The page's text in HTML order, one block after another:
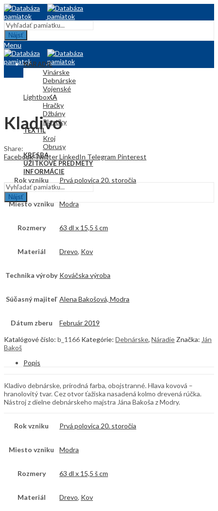
Nájsť
Menu
NÁRADIE
Vinárske
Debnárske
Vojenské
KERAMIKA
Hračky
Džbány
Plastiky
TEXTIL
Kroj
Obrusy
KRESBA
ÚŽITKOVÉ PREDMETY
INFORMÁCIE
Nájsť
Lightbox
Kladivo
Share:
FacebookTwitterLinkedIn Telegram Pinterest
Rok vzniku Prvá polovica 20. storočia
Miesto vzniku Modra
Rozmery 63 dl x 15,5 š cm
Materiál Drevo, Kov
Technika výroby Kováčska výroba
Súčasný majiteľ Alena Bakošová, Modra
Dátum zberu
Február 2019
Katalógové číslo: b_1166 Kategórie: Debnárske, Náradie Značka: Ján
Bakoš
Popis
Kladivo debnárske, prírodná farba, obojstranné. Hlava kovová –
hranolovitý tvar. Cez otvor ťažiska nasadená kolmo drevená rúčka.
Nástroj z dielne debnárskeho majstra Jána Bakoša z Modry.
Rok vzniku Prvá polovica 20. storočia
Miesto vzniku Modra
Rozmery 63 dl x 15,5 š cm
Materiál Drevo, Kov